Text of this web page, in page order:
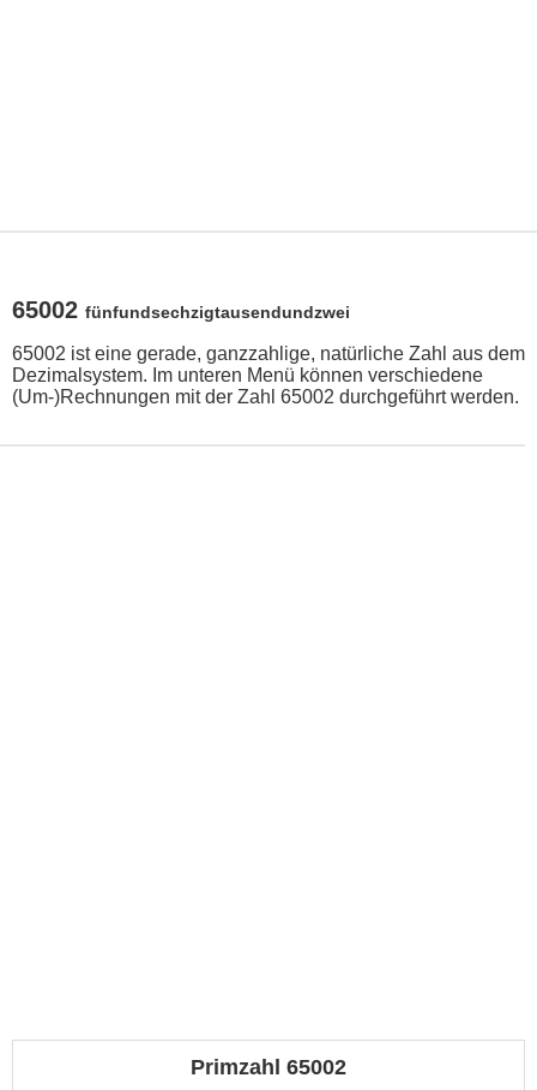
65002 fünfundsechzigtausendundzwei
65002 ist eine gerade, ganzzahlige, natürliche Zahl aus dem
Dezimalsystem. Im unteren Menü können verschiedene
(Um-)Rechnungen mit der Zahl 65002 durchgeführt werden.
Primzahl 65002